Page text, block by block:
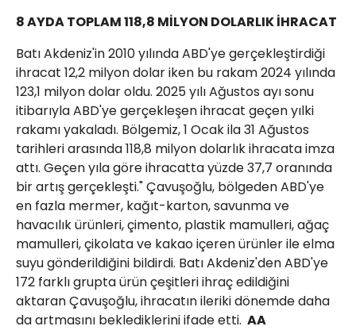
8 AYDA TOPLAM 118,8 MİLYON DOLARLIK İHRACAT
Batı Akdeniz'in 2010 yılında ABD'ye gerçekleştirdiği
ihracat 12,2 milyon dolar iken bu rakam 2024 yılında
123,1 milyon dolar oldu. 2025 yılı Ağustos ayı sonu
itibarıyla ABD'ye gerçekleşen ihracat geçen yılki
rakamı yakaladı. Bölgemiz, 1 Ocak ila 31 Ağustos
tarihleri arasında 118,8 milyon dolarlık ihracata imza
attı. Geçen yıla göre ihracatta yüzde 37,7 oranında
bir artış gerçekleşti." Çavuşoğlu, bölgeden ABD'ye
en fazla mermer, kağıt-karton, savunma ve
havacılık ürünleri, çimento, plastik mamulleri, ağaç
mamulleri, çikolata ve kakao içeren ürünler ile elma
suyu gönderildiğini bildirdi. Batı Akdeniz'den ABD'ye
172 farklı grupta ürün çeşitleri ihraç edildiğini
aktaran Çavuşoğlu, ihracatın ileriki dönemde daha
da artmasını beklediklerini ifade etti. AA